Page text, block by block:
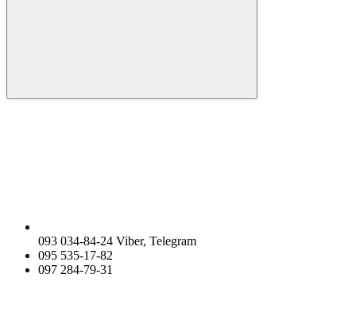
093 034-84-24 Viber, Telegram
095 535-17-82
097 284-79-31